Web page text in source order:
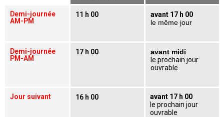
Demi-journée
AM-PM
11 h 00
avant 17 h 00
le même jour
Demi-journée
PM-AM
17 h 00
avant midi
le prochain jour
ouvrable
Jour suivant 16 h 00
avant 17 h 00
le prochain jour
ouvrable